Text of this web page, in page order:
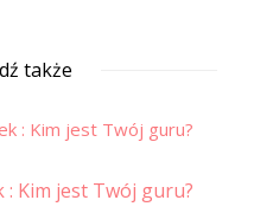
także
: Kim jest Twój guru?